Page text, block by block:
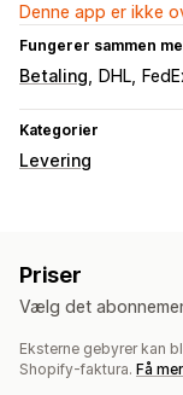
Denne app er ikke
Fungerer sammen
Betaling DHL
Kategorier
Levering
Priser
Vælg det
Eksterne gebyrer kan
Shopify-faktura. Få